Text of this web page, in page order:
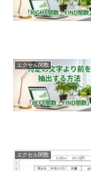
エクセル関数
エクセル関数